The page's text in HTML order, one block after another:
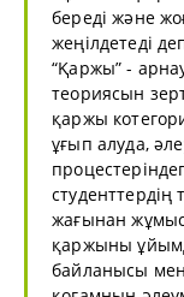
береді және
жеңілдетеді
“Қаржы” -
теориясын
қаржы
ұғып алуда,
жағынан
қаржыны
байланысы